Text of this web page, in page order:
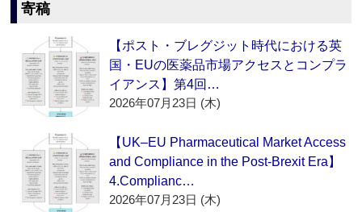
寄稿
【ポスト・ブレグジット時代における英
国・EUの医薬品市場アクセスとコンプラ
イアンス】第4回…
2026年07月23日 (木)
【UK–EU Pharmaceutical Market Access
and Compliance in the Post-Brexit Era】
4.Complianc…
2026年07月23日 (木)